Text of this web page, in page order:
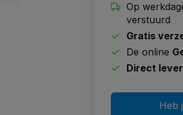
Op
verstuurd
Gratis
De online
Direct
Heb